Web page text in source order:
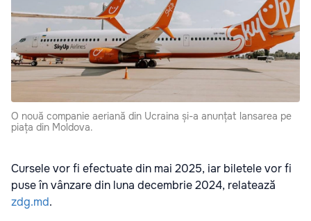
O nouă companie aeriană din Ucraina și-a anunțat lansarea pe
piața din Moldova.
Cursele vor fi efectuate din mai 2025, iar biletele vor fi
puse în vânzare din luna decembrie 2024, relatează
zdg.md.